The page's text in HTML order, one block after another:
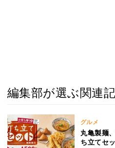
編集部が選ぶ関連
グルメ
丸亀製麺
ち立てセ